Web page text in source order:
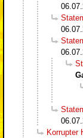
Korrupter